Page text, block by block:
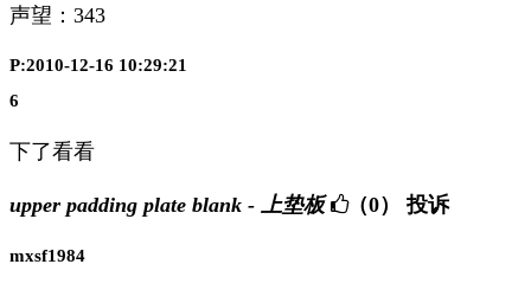
声望： 343
P:2010-12-16 10:29:21
6
下了看看
upper padding plate blank - 上垫板 （0） 投诉
mxsf1984